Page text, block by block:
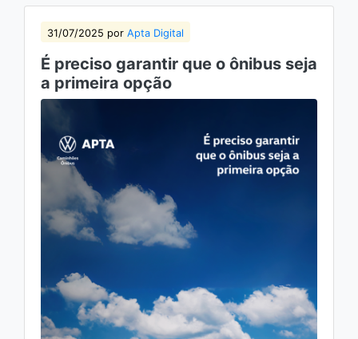
31/07/2025 por Apta Digital
É preciso garantir que o ônibus seja
a primeira opção